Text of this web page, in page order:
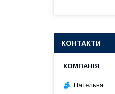
КОНТАКТИ
Пательня